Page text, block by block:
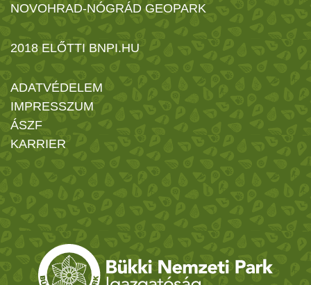
NOVOHRAD-NÓGRÁD GEOPARK
2018 ELŐTTI BNPI.HU
ADATVÉDELEM
IMPRESSZUM
ÁSZF
KARRIER